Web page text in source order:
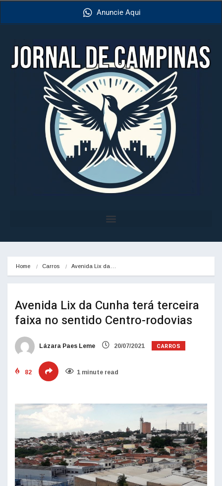
Anuncie Aqui
Home Carros Avenida Lix da…
Avenida Lix da Cunha terá terceira
faixa no sentido Centro-rodovias
Lázara Paes Leme 20/07/2021 CARROS
82 1 minute read